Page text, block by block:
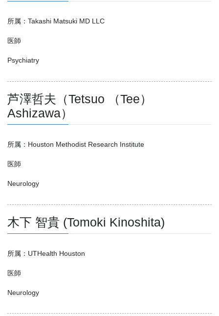
所属：Takashi Matsuki MD LLC
医師
Psychiatry
芦澤哲夫（Tetsuo （Tee）
Ashizawa）
所属：Houston Methodist Research Institute
医師
Neurology
木下 智貴 (Tomoki Kinoshita)
所属：UTHealth Houston
医師
Neurology